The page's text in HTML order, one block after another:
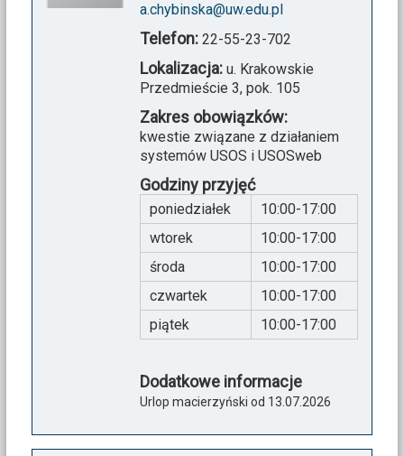
a.chybinska@uw.edu.pl
Telefon: 22-55-23-702
Lokalizacja: u. Krakowskie
Przedmieście 3, pok. 105
Zakres obowiązków:
kwestie związane z działaniem
systemów USOS i USOSweb
Godziny przyjęć
poniedziałek
10:00-17:00
wtorek
10:00-17:00
środa
10:00-17:00
czwartek
10:00-17:00
piątek
10:00-17:00
Dodatkowe informacje
Urlop macierzyński od 13.07.2026